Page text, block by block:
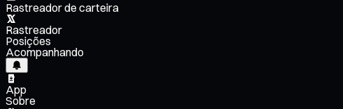
Rastreador de carteira
Rastreador
Posições
Acompanhando
App
Sobre